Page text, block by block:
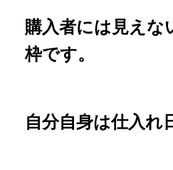
購入者には見えな
枠です。
自分自身は仕入れ